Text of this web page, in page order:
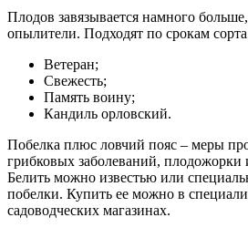
Плодов завязывается намного
опылители. Подходят по срокам
Ветеран;
Свежесть;
Память воину;
Кандиль орловский.
Побелка плюс ловчий пояс – меры
грибковых заболеваний, плодожорки
Белить можно известью или
побелки. Купить ее можно в
садоводческих магазинах.